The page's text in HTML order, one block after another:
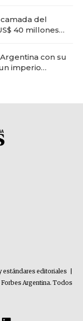
del
40 millones
con su
imperio
estándares editoriales
Argentina. Todos